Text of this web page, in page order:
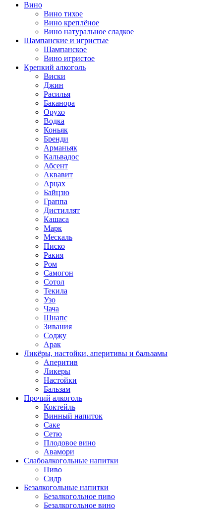
Вино
Вино тихое
Вино креплёное
Вино натуральное сладкое
Шампанские и игристые
Шампанское
Вино игристое
Крепкий алкоголь
Виски
Джин
Расилья
Баканора
Орухо
Водка
Коньяк
Бренди
Арманьяк
Кальвадос
Абсент
Аквавит
Арцах
Байцзю
Граппа
Дистиллят
Кашаса
Марк
Мескаль
Писко
Ракия
Ром
Самогон
Сотол
Текила
Узо
Чача
Шнапс
Зивания
Соджу
Арак
Ликёры, настойки, аперитивы и бальзамы
Аперитив
Ликеры
Настойки
Бальзам
Прочий алкоголь
Коктейль
Винный напиток
Саке
Сетю
Плодовое вино
Авамори
Слабоалкогольные напитки
Пиво
Сидр
Безалкогольные напитки
Безалкогольное пиво
Безалкогольное вино